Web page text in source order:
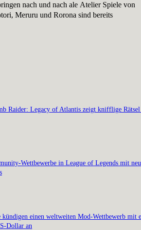
nach und nach ale Atelier Spiele von
Meruru und Rorona sind bereits
Raider: Legacy of Atlantis zeigt knifflige Rätsel
Wettbewerbe in League of Legends mit
einen weltweiten Mod-Wettbewerb mit
Dollar an